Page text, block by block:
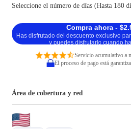
Seleccione el número de días (Hasta 180
Compra ahora -
Has disfrutado del descuento exclusivo
y puedes disfrutarlo cuando
Servicio acumulativo a
El proceso de pago está
Área de cobertura y red